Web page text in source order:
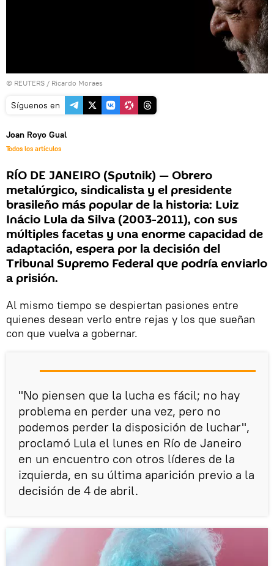
© REUTERS / Ricardo Moraes
Síguenos en
Joan Royo Gual
Todos los artículos
RÍO DE JANEIRO (Sputnik) — Obrero
metalúrgico, sindicalista y el presidente
brasileño más popular de la historia: Luiz
Inácio Lula da Silva (2003-2011), con sus
múltiples facetas y una enorme capacidad de
adaptación, espera por la decisión del
Tribunal Supremo Federal que podría enviarlo
a prisión.
Al mismo tiempo se despiertan pasiones entre
quienes desean verlo entre rejas y los que sueñan
con que vuelva a gobernar.
"No piensen que la lucha es fácil; no hay
problema en perder una vez, pero no
podemos perder la disposición de luchar",
proclamó Lula el lunes en Río de Janeiro
en un encuentro con otros líderes de la
izquierda, en su última aparición previo a la
decisión de 4 de abril.